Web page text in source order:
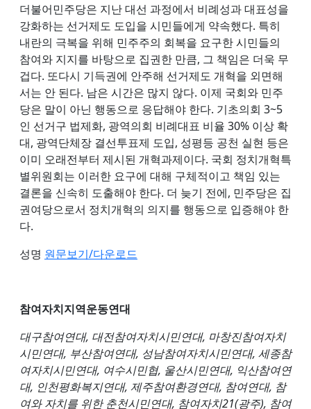
더불어민주당은 지난 대선 과정에서 비례성과 대표성을
강화하는 선거제도 도입을 시민들에게 약속했다. 특히
내란의 극복을 위해 민주주의 회복을 요구한 시민들의
참여와 지지를 바탕으로 집권한 만큼, 그 책임은 더욱 무
겁다. 또다시 기득권에 안주해 선거제도 개혁을 외면해
서는 안 된다. 남은 시간은 많지 않다. 이제 국회와 민주
당은 말이 아닌 행동으로 응답해야 한다. 기초의회 3~5
인 선거구 법제화, 광역의회 비례대표 비율 30% 이상 확
대, 광역단체장 결선투표제 도입, 성평등 공천 실현 등은
이미 오래전부터 제시된 개혁과제이다. 국회 정치개혁특
별위원회는 이러한 요구에 대해 구체적이고 책임 있는
결론을 신속히 도출해야 한다. 더 늦기 전에, 민주당은 집
권여당으로서 정치개혁의 의지를 행동으로 입증해야 한
다.
성명 원문보기/다운로드
참여자치지역운동연대
대구참여연대, 대전참여자치시민연대, 마창진참여자치
시민연대, 부산참여연대, 성남참여자치시민연대, 세종참
여자치시민연대, 여수시민협, 울산시민연대, 익산참여연
대, 인천평화복지연대, 제주참여환경연대, 참여연대, 참
여와 자치를 위한 춘천시민연대, 참여자치21(광주), 참여